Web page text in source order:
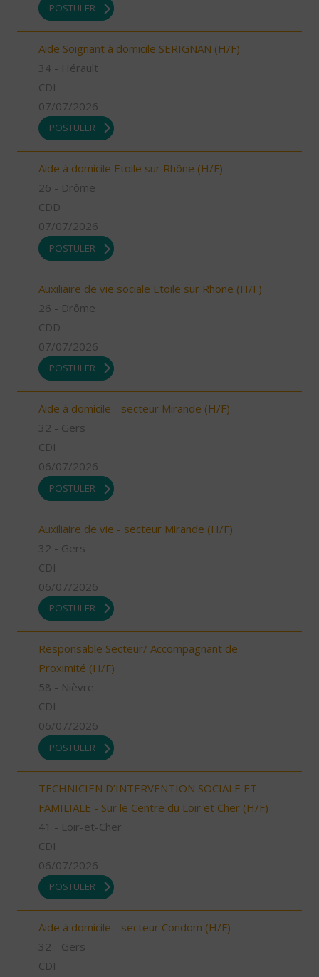
POSTULER
Aide Soignant à domicile SERIGNAN (H/F)
34 - Hérault
CDI
07/07/2026
POSTULER
Aide à domicile Etoile sur Rhône (H/F)
26 - Drôme
CDD
07/07/2026
POSTULER
Auxiliaire de vie sociale Etoile sur Rhone (H/F)
26 - Drôme
CDD
07/07/2026
POSTULER
Aide à domicile - secteur Mirande (H/F)
32 - Gers
CDI
06/07/2026
POSTULER
Auxiliaire de vie - secteur Mirande (H/F)
32 - Gers
CDI
06/07/2026
POSTULER
Responsable Secteur/ Accompagnant de
Proximité (H/F)
58 - Nièvre
CDI
06/07/2026
POSTULER
TECHNICIEN D’INTERVENTION SOCIALE ET
FAMILIALE - Sur le Centre du Loir et Cher (H/F)
41 - Loir-et-Cher
CDI
06/07/2026
POSTULER
Aide à domicile - secteur Condom (H/F)
32 - Gers
CDI